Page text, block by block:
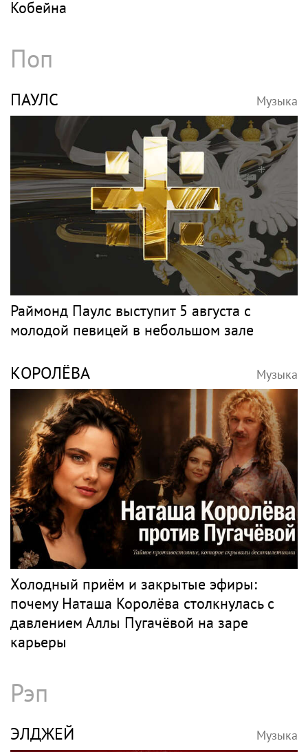
В России ликвидировали ИП певицы
Земфиры
NIRVANA Музыка
Вдова лидера Nirvana Кортни Лав
пыталась забрать все материалы дела
Кобейна
Поп
ПАУЛС Музыка
Раймонд Паулс выступит 5 августа с